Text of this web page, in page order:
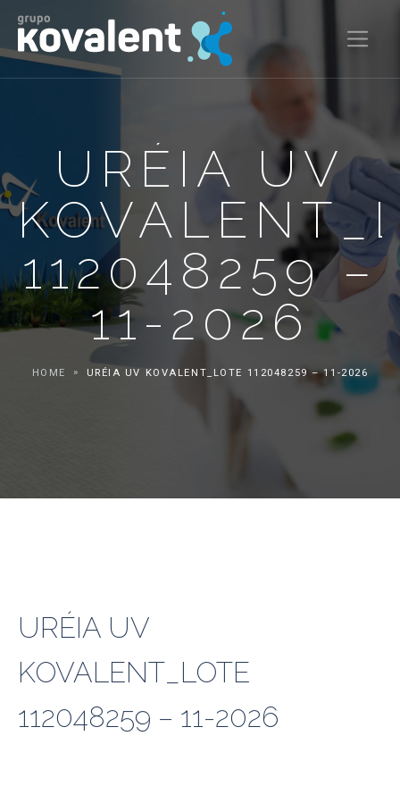
URÉIA UV
112048259 –
11-2026
HOME URÉIA UV KOVALENT_LOTE 112048259 – 11-2026
URÉIA UV
KOVALENT_LOTE
112048259 – 11-2026